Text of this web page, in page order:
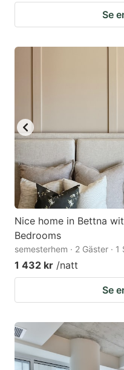
Se
Nice home in Bettna
Bedrooms
semesterhem · 2 Gäster · 1
1 432 kr /natt
Se